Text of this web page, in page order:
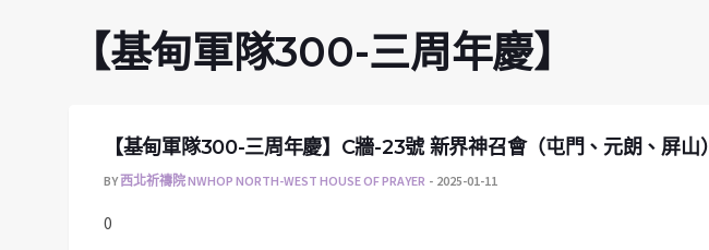
【基甸軍隊300-三周年慶】
【基甸軍隊300-三周年慶】C牆-23號 新界神召會（屯門、元朗、屏山）
BY西北祈禱院 NWHOP NORTH-WEST HOUSE OF PRAYER 2025-01-11
0